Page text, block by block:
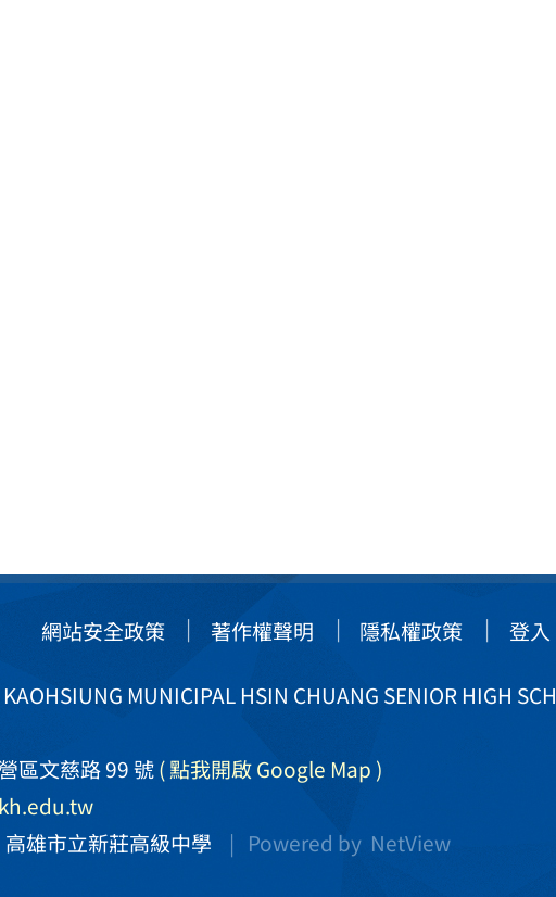
網站安全政策 著作權聲明 隱私權政策 登入
MUNICIPAL HSIN CHUANG SENIOR HIGH
區文慈路 99 號( 點我開啟 Google Map )
高雄市立新莊高級中學 | Powered by NetView